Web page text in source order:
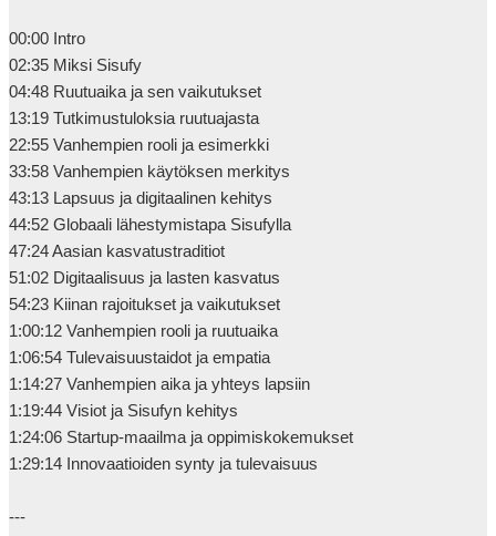
00:00 Intro
02:35 Miksi Sisufy
04:48 Ruutuaika ja sen vaikutukset
13:19 Tutkimustuloksia ruutuajasta
22:55 Vanhempien rooli ja esimerkki
33:58 Vanhempien käytöksen merkitys
43:13 Lapsuus ja digitaalinen kehitys
44:52 Globaali lähestymistapa Sisufylla
47:24 Aasian kasvatustraditiot
51:02 Digitaalisuus ja lasten kasvatus
54:23 Kiinan rajoitukset ja vaikutukset
1:00:12 Vanhempien rooli ja ruutuaika
1:06:54 Tulevaisuustaidot ja empatia
1:14:27 Vanhempien aika ja yhteys lapsiin
1:19:44 Visiot ja Sisufyn kehitys
1:24:06 Startup-maailma ja oppimiskokemukset
1:29:14 Innovaatioiden synty ja tulevaisuus
---